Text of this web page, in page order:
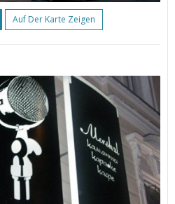
Auf Der Karte Zeigen